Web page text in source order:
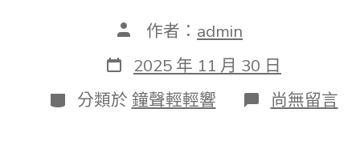
文
作
者
作者： admin
發
表
日
期
2025 年 11 月 30 日
分
類
分類於 鐘聲輕輕響 在
〈《2022
尚無留言